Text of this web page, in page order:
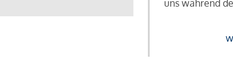
uns während